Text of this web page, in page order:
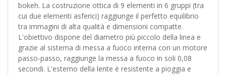
bokeh. La costruzione ottica di 9 elementi in 6 gruppi (tra
cui due elementi asferici) raggiunge il perfetto equilibrio
tra immagini di alta qualità e dimensioni compatte.
L'obiettivo dispone del diametro più piccolo della linea e
grazie al sistema di messa a fuoco interna con un motore
passo-passo, raggiunge la messa a fuoco in soli 0,08
secondi. L'esterno della lente è resistente a pioggia e